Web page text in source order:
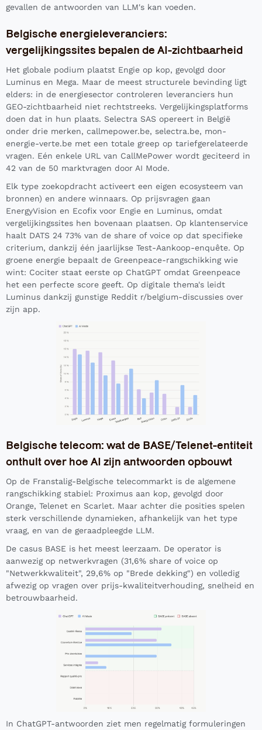
gevallen de antwoorden van LLM's kan voeden.
Belgische energieleveranciers:
vergelijkingssites bepalen de AI-zichtbaarheid
Het globale podium plaatst Engie op kop, gevolgd door
Luminus en Mega. Maar de meest structurele bevinding ligt
elders: in de energiesector controleren leveranciers hun
GEO-zichtbaarheid niet rechtstreeks. Vergelijkingsplatforms
doen dat in hun plaats. Selectra SAS opereert in België
onder drie merken, callmepower.be, selectra.be, mon-
energie-verte.be met een totale greep op tariefgerelateerde
vragen. Eén enkele URL van CallMePower wordt geciteerd in
42 van de 50 marktvragen door AI Mode.
Elk type zoekopdracht activeert een eigen ecosysteem van
bronnen) en andere winnaars. Op prijsvragen gaan
EnergyVision en Ecofix voor Engie en Luminus, omdat
vergelijkingssites hen bovenaan plaatsen. Op klantenservice
haalt DATS 24 73% van de share of voice op dat specifieke
criterium, dankzij één jaarlijkse Test-Aankoop-enquête. Op
groene energie bepaalt de Greenpeace-rangschikking wie
wint: Cociter staat eerste op ChatGPT omdat Greenpeace
het een perfecte score geeft. Op digitale thema's leidt
Luminus dankzij gunstige Reddit r/belgium-discussies over
zijn app.
Belgische telecom: wat de BASE/Telenet-entiteit
onthult over hoe AI zijn antwoorden opbouwt
Op de Franstalig-Belgische telecommarkt is de algemene
rangschikking stabiel: Proximus aan kop, gevolgd door
Orange, Telenet en Scarlet. Maar achter die posities spelen
sterk verschillende dynamieken, afhankelijk van het type
vraag, en van de geraadpleegde LLM.
De casus BASE is het meest leerzaam. De operator is
aanwezig op netwerkvragen (31,6% share of voice op
"Netwerkkwaliteit", 29,6% op "Brede dekking") en volledig
afwezig op vragen over prijs-kwaliteitverhouding, snelheid en
betrouwbaarheid.
In ChatGPT-antwoorden ziet men regelmatig formuleringen